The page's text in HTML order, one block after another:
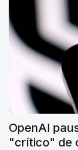
OpenAI
"crítico" de